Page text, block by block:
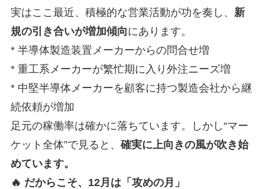
実はここ最近、積極的な営業活動が功を奏し、 新
規の引き合いが増加傾向にあります。
* 半導体製造装置メーカーからの問合せ増
* 重工系メーカーが繁忙期に入り外注ニーズ増
* 中堅半導体メーカーを顧客に持つ製造会社から継
続依頼が増加
足元の稼働率は確かに落ちています。しかし“マー
ケット全体”で見ると、 確実に上向きの風が吹き始
めています。
🔥 だからこそ、12月は「攻めの月」